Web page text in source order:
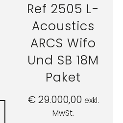
Ref 2505 L-
Acoustics
ARCS Wifo
Und SB 18M
Paket
€29.000,00 exkl.
MwSt.